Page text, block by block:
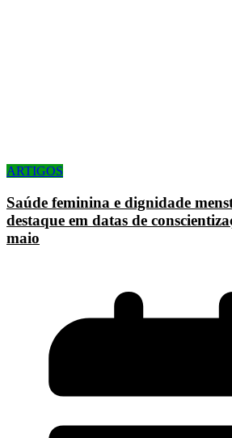
ARTIGOS
Saúde feminina e dignidade
destaque em datas de
maio